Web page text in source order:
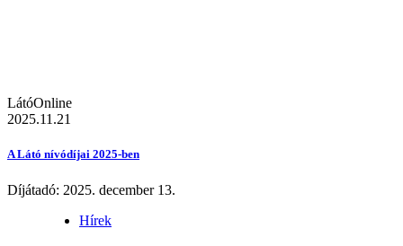
LátóOnline
2025.11.21
A Látó nívódíjai 2025-ben
Díjátadó: 2025. december 13.
Hírek